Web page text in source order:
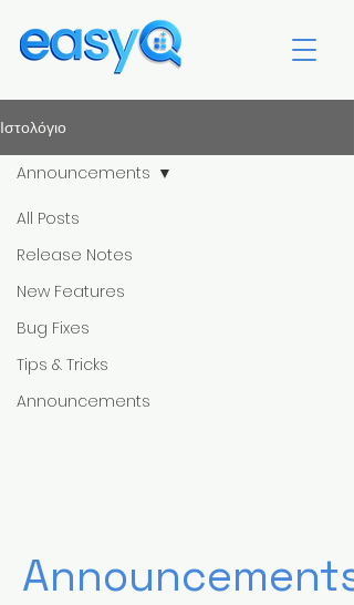
Ιστολόγιο
All Posts
Release Notes
New Features
Bug Fixes
Tips & Tricks
Announcements
Announcements
Announcements